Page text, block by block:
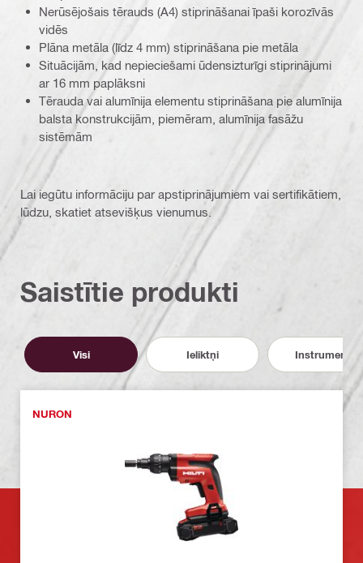
Nerūsējošais tērauds (A4) stiprināšanai īpaši korozīvās
vidēs
Plāna metāla (līdz 4 mm) stiprināšana pie metāla
Situācijām, kad nepieciešami ūdensizturīgi stiprinājumi
ar 16 mm paplāksni
Tērauda vai alumīnija elementu stiprināšana pie alumīnija
balsta konstrukcijām, piemēram, alumīnija fasāžu
sistēmām
Lai iegūtu informāciju par apstiprinājumiem vai sertifikātiem,
lūdzu, skatiet atsevišķus vienumus.
Saistītie produkti
Visi Ieliktņi Instrumenti
NURON